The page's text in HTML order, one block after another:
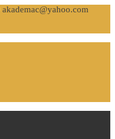
akademac@yahoo.com